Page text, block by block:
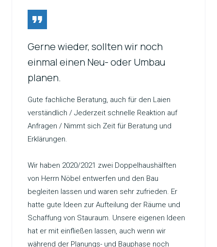
Gerne wieder, sollten wir noch
einmal einen Neu- oder Umbau
planen.
Gute fachliche Beratung, auch für den Laien
verständlich / Jederzeit schnelle Reaktion auf
Anfragen / Nimmt sich Zeit für Beratung und
Erklärungen.
Wir haben 2020/2021 zwei Doppelhaushälften
von Herrn Nöbel entwerfen und den Bau
begleiten lassen und waren sehr zufrieden. Er
hatte gute Ideen zur Aufteilung der Räume und
Schaffung von Stauraum. Unsere eigenen Ideen
hat er mit einfließen lassen, auch wenn wir
während der Planungs- und Bauphase noch